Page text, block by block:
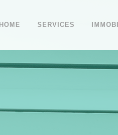
HOME SERVICES